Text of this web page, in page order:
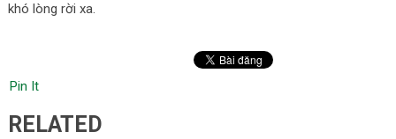
khó lòng rời xa.
Pin It
RELATED